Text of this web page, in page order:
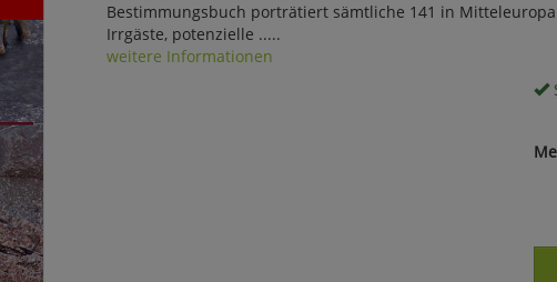
Bestimmungsbuch porträtiert sämtliche 141 in
Irrgäste, potenzielle .....
weitere Informationen